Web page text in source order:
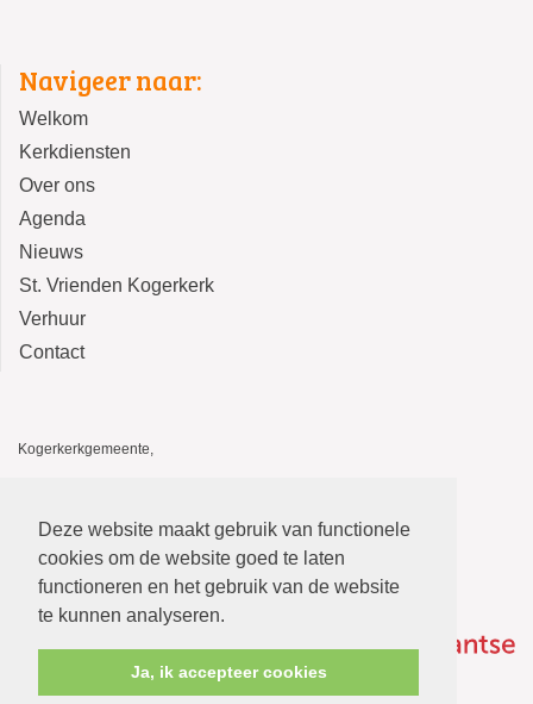
Deze website maakt gebruik van functionele
cookies om de website goed te laten
functioneren en het gebruik van de website
te kunnen analyseren.
Ja, ik accepteer cookies
Navigeer naar:
Welkom
Kerkdiensten
Over ons
Agenda
Nieuws
St. Vrienden Kogerkerk
Verhuur
Contact
Kogerkerkgemeente,
De Stolp, Kerkstraat 12, 1541 HA Koog aan de Zaan
E-mail: kogerkerkgemeente@gmail.com